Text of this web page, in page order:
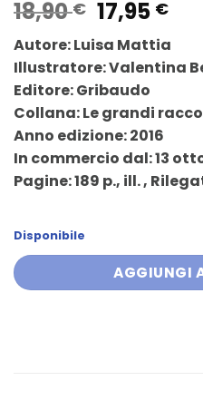
18,90€ Il
prezzo
originale
era:
18,90 €.
17,95 €Il
è:
Autore: Luisa Mattia
Illustratore: Valentina
Editore: Gribaudo
Collana: Le grandi
Anno edizione: 2016
In commercio dal: 13
Pagine: 189 p., ill. ,
Disponibile
AGGIUNGI